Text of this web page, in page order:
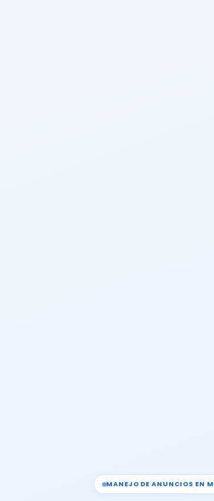
MANEJO DE ANUNCIOS EN